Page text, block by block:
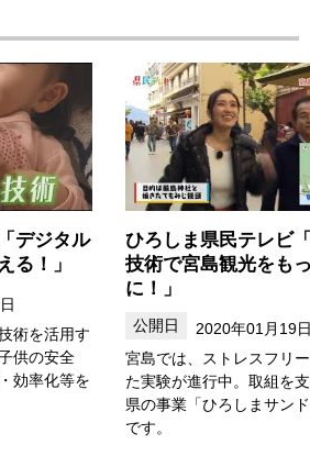
デジタル
る！」
術を活用す
供の安全
効率化等を
ひろしま県民テレビ
技術で宮島観光をも
に！」
2020年01月19
宮島では、ストレスフリ
た実験が進行中。取組を
県の事業「ひろしまサン
です。